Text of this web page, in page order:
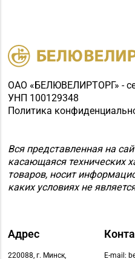
ОАО «БЕЛЮВЕЛИРТОРГ» -
УНП 100129348
Политика
Вся представленная на
касающаяся технических
товаров, носит
каких условиях не
Адрес
220088, г. Минск,
E-mail: